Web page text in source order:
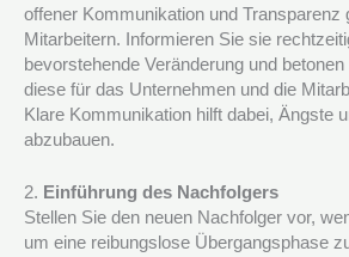
offener Kommunikation und Transparenz
Mitarbeitern. Informieren Sie sie
bevorstehende Veränderung und
diese für das Unternehmen und die
Klare Kommunikation hilft dabei, Ängste
abzubauen.
2. Einführung des Nachfolgers
Stellen Sie den neuen Nachfolger vor,
um eine reibungslose Übergangsphase